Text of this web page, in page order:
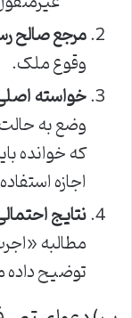
مرجع صالح
وقوع ملک.
خواسته
وضع به
که خوانده
اجازه
نتایج
مطالبه
توضیح